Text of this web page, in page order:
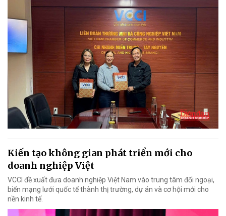
Kiến tạo không gian phát triển mới cho
doanh nghiệp Việt
VCCI đề xuất đưa doanh nghiệp Việt Nam vào trung tâm đối ngoại,
biến mạng lưới quốc tế thành thị trường, dự án và cơ hội mới cho
nền kinh tế.